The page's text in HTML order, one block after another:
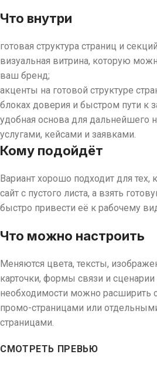
Что внутри
готовая структура страниц и
визуальная витрина, которую
ваш бренд;
акценты на готовой структуре
блоках доверия и быстром пути к
удобная основа для дальнейшего
услугами, кейсами и заявками.
Кому подойдёт
Вариант хорошо подходит для тех,
сайт с пустого листа, а взять
быстро привести её к рабочему
Что можно настроить
Меняются цвета, тексты,
карточки, формы связи и сценарии
необходимости можно расширить
промо-страницами или
страницами.
СМОТРЕТЬ ПРЕВЬЮ